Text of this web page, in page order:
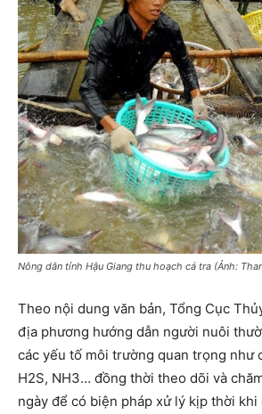
Nông dân tỉnh Hậu Giang thu hoạch cá tra (Ảnh:
Theo nội dung văn bản, Tổng Cục
địa phương hướng dẫn người nuôi
các yếu tố môi trường quan trọng như
H2S, NH3… đồng thời theo dõi và
ngày để có biện pháp xử lý kịp thời